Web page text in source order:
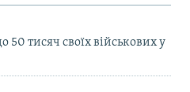
тисяч своїх військових у